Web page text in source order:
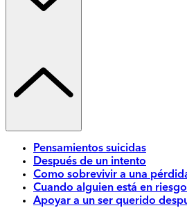
Pensamientos suicidas
Después de un intento
Como sobrevivir a una
Cuando alguien está en riesgo
Apoyar a un ser querido